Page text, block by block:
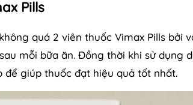
Pills
quá 2 viên thuốc Vimax Pills bởi
mỗi bữa ăn. Đồng thời khi sử dụng
giúp thuốc đạt hiệu quả tốt nhất.